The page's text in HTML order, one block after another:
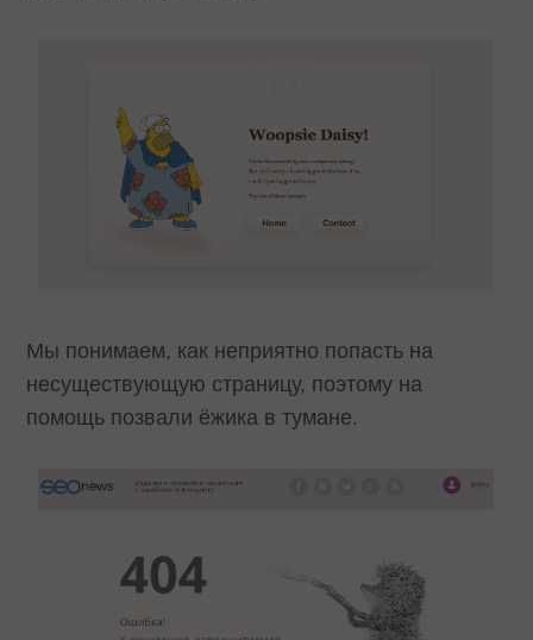
Мы понимаем, как неприятно попасть на
несуществующую страницу, поэтому на
помощь позвали ёжика в тумане.